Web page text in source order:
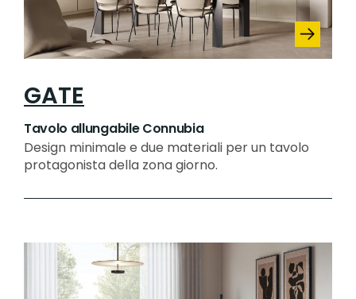
GATE
Tavolo allungabile Connubia
Design minimale e due materiali per un tavolo
protagonista della zona giorno.